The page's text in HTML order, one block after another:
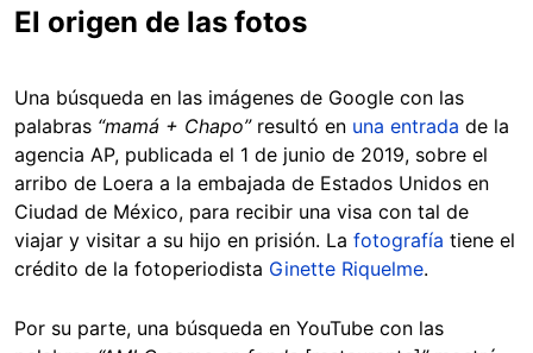
El origen de las fotos
Una búsqueda en las imágenes de Google con las
palabras “mamá + Chapo”resultó en una entrada de la
agencia AP, publicada el 1 de junio de 2019, sobre el
arribo de Loera a la embajada de Estados Unidos en
Ciudad de México, para recibir una visa con tal de
viajar y visitar a su hijo en prisión. La fotografía tiene el
crédito de la fotoperiodista Ginette Riquelme.
Por su parte, una búsqueda en YouTube con las